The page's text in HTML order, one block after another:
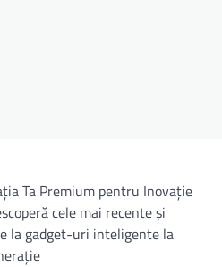
Ta Premium pentru Inovație
cele mai recente și
la gadget-uri inteligente la